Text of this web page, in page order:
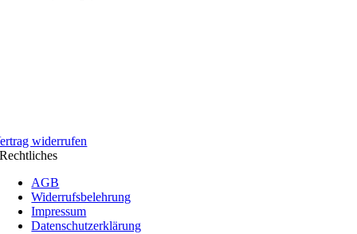
widerrufen
Rechtliches
AGB
Widerrufsbelehrung
Impressum
Datenschutzerklärung